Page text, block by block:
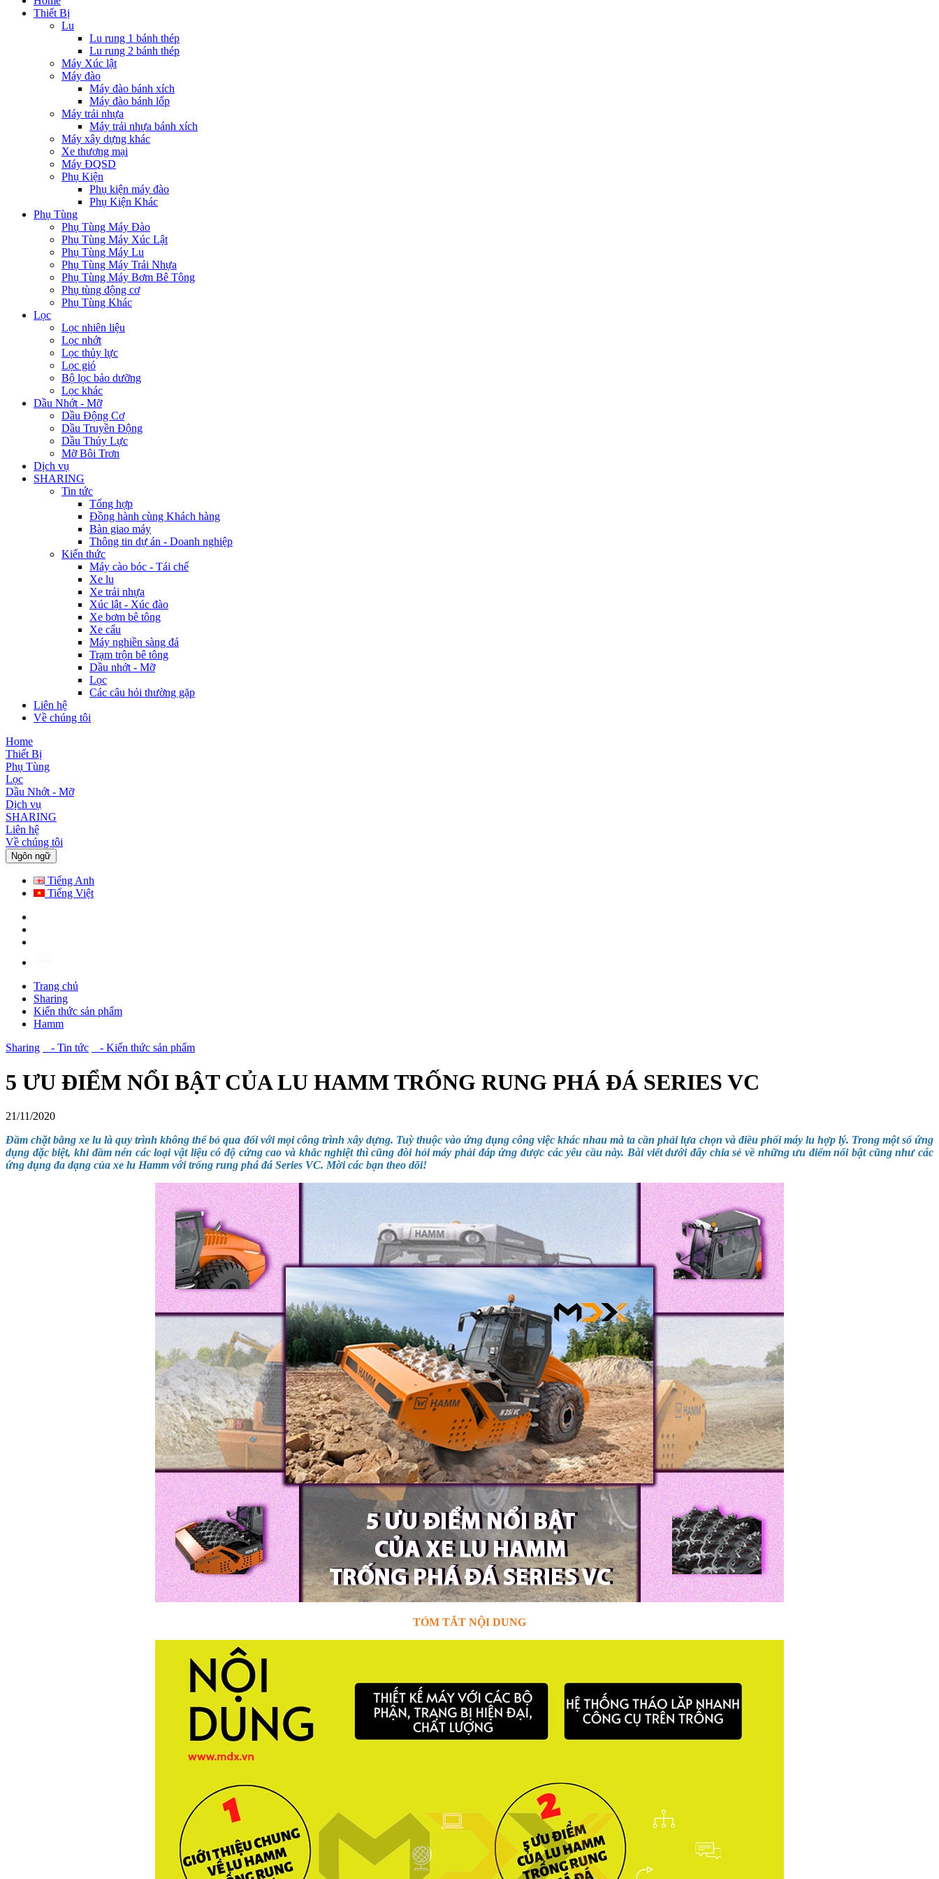
Thiết Bị
Lu
Lu rung 1 bánh thép
Lu rung 2 bánh thép
Máy Xúc lật
Máy đào
Máy đào bánh xích
Máy đào bánh lốp
Máy trải nhựa
Máy trải nhựa bánh xích
Máy xây dựng khác
Xe thương mại
Máy ĐQSD
Phụ Kiện
Phụ kiện máy đào
Phụ Kiện Khác
Phụ Tùng
Phụ Tùng Máy Đào
Phụ Tùng Máy Xúc Lật
Phụ Tùng Máy Lu
Phụ Tùng Máy Trải Nhựa
Phụ Tùng Máy Bơm Bê Tông
Phụ tùng động cơ
Phụ Tùng Khác
Lọc
Lọc nhiên liệu
Lọc nhớt
Lọc thủy lực
Lọc gió
Bộ lọc bảo dưỡng
Lọc khác
Dầu Nhớt - Mỡ
Dầu Động Cơ
Dầu Truyền Động
Dầu Thủy Lực
Mỡ Bôi Trơn
Dịch vụ
SHARING
Tin tức
Tổng hợp
Đồng hành cùng Khách hàng
Bàn giao máy
Thông tin dự án - Doanh nghiệp
Kiến thức
Máy cào bóc - Tái chế
Xe lu
Xe trải nhựa
Xúc lật - Xúc đào
Xe bơm bê tông
Xe cẩu
Máy nghiền sàng đá
Trạm trộn bê tông
Dầu nhớt - Mỡ
Lọc
Các câu hỏi thường gặp
Liên hệ
Về chúng tôi
Home
Thiết Bị
Phụ Tùng
Lọc
Dầu Nhớt - Mỡ
Dịch vụ
SHARING
Liên hệ
Về chúng tôi
Ngôn ngữ
Tiếng Anh
Tiếng Việt
Trang chủ
Sharing
Kiến thức sản phẩm
Hamm
Sharing
- Tin tức - Kiến thức sản phẩm
5 ƯU ĐIỂM NỔI BẬT CỦA LU HAMM TRỐNG RUNG PHÁ ĐÁ SERIES VC
21/11/2020
Đầm chặt bằng xe lu là quy trình không thể bỏ qua đối với mọi công trình xây dựng. Tuỳ thuộc vào ứng dụng công việc khác nhau mà ta cần phải lựa chọn và điều phối máy lu hợp lý. Trong một số ứng
dụng đặc biệt, khi đầm nén các loại vật liệu có độ cứng cao và khắc nghiệt thì cũng đòi hỏi máy phải đáp ứng được các yêu cầu này. Bài viết dưới đây chia sẻ về những ưu điểm nổi bật cũng như các
ứng dụng đa dạng của xe lu Hamm với trống rung phá đá Series VC. Mời các bạn theo dõi!
TÓM TẮT NỘI DUNG